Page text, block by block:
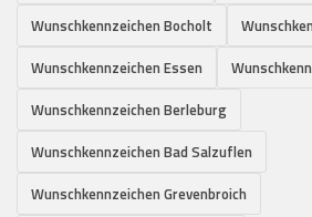
Wunschkennzeichen Bocholt
Wunschkennzeichen Essen
Wunschkennzeichen Berleburg
Wunschkennzeichen Bad Salzuflen
Wunschkennzeichen Grevenbroich